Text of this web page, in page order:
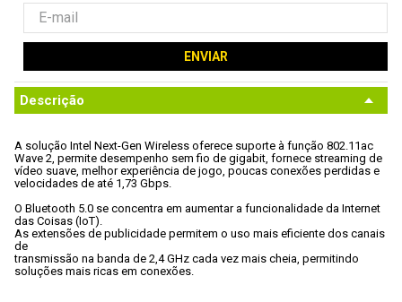
ENVIAR
Descrição
A solução Intel Next-Gen Wireless oferece suporte à função 802.11ac
Wave 2, permite desempenho sem fio de gigabit, fornece streaming de
vídeo suave, melhor experiência de jogo, poucas conexões perdidas e
velocidades de até 1,73 Gbps.
O Bluetooth 5.0 se concentra em aumentar a funcionalidade da Internet
das Coisas (IoT).
As extensões de publicidade permitem o uso mais eficiente dos canais
de
transmissão na banda de 2,4 GHz cada vez mais cheia, permitindo
soluções mais ricas em conexões.